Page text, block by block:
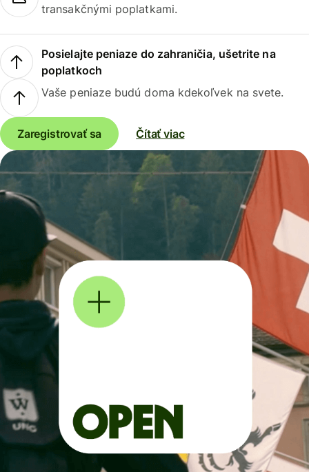
transakčnými poplatkami.
Posielajte peniaze do zahraničia, ušetrite na
poplatkoch
Vaše peniaze budú doma kdekoľvek na svete.
Zaregistrovať sa Čítať viac